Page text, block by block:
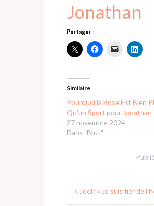
Jonathan
Partager :
Similaire
Pourquoi la Boxe Est Bien
Qu’un Sport pour Jonathan
27 novembre 2024
Dans "Brut"
Navigation
Joël : « Je suis fier de